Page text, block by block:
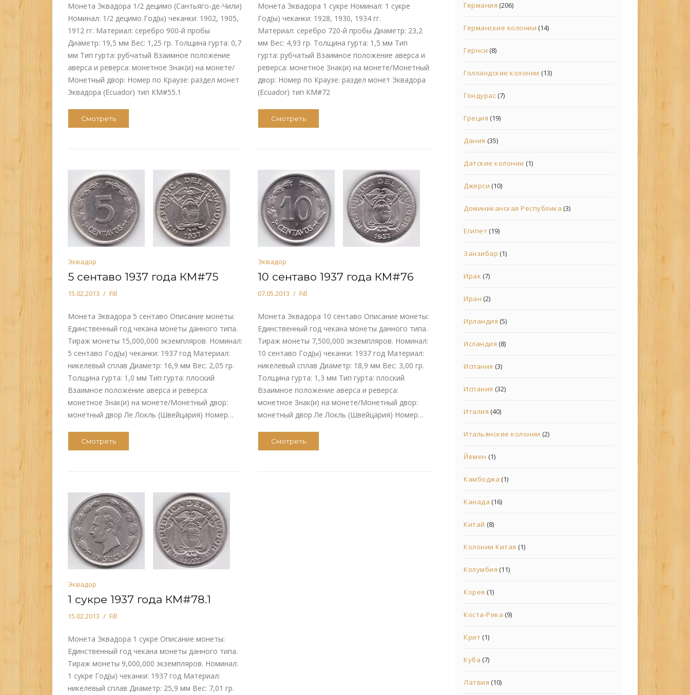
Монета Эквадора 1/2 децимо (Сантьяго-де-Чили)
Номинал: 1/2 децимо Год(ы) чеканки: 1902, 1905,
1912 гг. Материал: серебро 900-й пробы
Диаметр: 19,5 мм Вес: 1,25 гр. Толщина гурта: 0,7
мм Тип гурта: рубчатый Взаимное положение
аверса и реверса: монетное Знак(и) на монете/
Монетный двор: Номер по Краузе: раздел монет
Эквадора (Ecuador) тип КМ#55.1
Смотреть
Монета Эквадора 1 сукре Номинал: 1 сукре
Год(ы) чеканки: 1928, 1930, 1934 гг.
Материал: серебро 720-й пробы Диаметр: 23,2
мм Вес: 4,93 гр. Толщина гурта: 1,5 мм Тип
гурта: рубчатый Взаимное положение аверса и
реверса: монетное Знак(и) на монете/Монетный
двор: Номер по Краузе: раздел монет Эквадора
(Ecuador) тип КМ#72
Смотреть
Эквадор
5 сентаво 1937 года КМ#75
15.02.2013 Fill
Монета Эквадора 5 сентаво Описание монеты:
Единственный год чекана монеты данного типа.
Тираж монеты 15,000,000 экземпляров. Номинал:
5 сентаво Год(ы) чеканки: 1937 год Материал:
никелевый сплав Диаметр: 16,9 мм Вес: 2,05 гр.
Толщина гурта: 1,0 мм Тип гурта: плоский
Взаимное положение аверса и реверса:
монетное Знак(и) на монете/Монетный двор:
монетный двор Ле Локль (Швейцария) Номер…
Смотреть
Эквадор
10 сентаво 1937 года КМ#76
07.05.2013 Fill
Монета Эквадора 10 сентаво Описание монеты:
Единственный год чекана монеты данного типа.
Тираж монеты 7,500,000 экземпляров. Номинал:
10 сентаво Год(ы) чеканки: 1937 год Материал:
никелевый сплав Диаметр: 18,9 мм Вес: 3,00 гр.
Толщина гурта: 1,3 мм Тип гурта: плоский
Взаимное положение аверса и реверса:
монетное Знак(и) на монете/Монетный двор:
монетный двор Ле Локль (Швейцария) Номер…
Смотреть
Эквадор
1 сукре 1937 года КМ#78.1
15.02.2013 Fill
Монета Эквадора 1 сукре Описание монеты:
Единственный год чекана монеты данного типа.
Тираж монеты 9,000,000 экземпляров. Номинал:
1 сукре Год(ы) чеканки: 1937 год Материал:
никелевый сплав Диаметр: 25,9 мм Вес: 7,01 гр.
Германия (206)
Германские колонии (14)
Гернси (8)
Голландские колонии (13)
Гондурас(7)
Греция (19)
Дания (35)
Датские колонии (1)
Джерси (10)
Доминиканская Республика (3)
Египет(19)
Занзибар (1)
Ирак (7)
Иран (2)
Ирландия (5)
Исландия (8)
Испания (3)
Испания (32)
Италия (40)
Итальянские колонии (2)
Йемен (1)
Камбоджа (1)
Канада (16)
Китай (8)
Колонии Китая (1)
Колумбия (11)
Корея (1)
Коста-Рика (9)
Крит(1)
Куба (7)
Латвия (10)